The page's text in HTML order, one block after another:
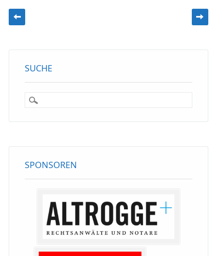
Beitragsnavigation
SUCHE
SPONSOREN